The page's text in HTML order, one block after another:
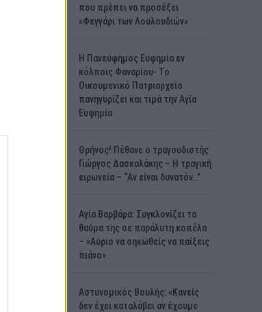
που πρέπει να προσέξει
«Φεγγάρι των Λουλουδιών»
H Πανεύφημος Ευφημία εν
κόλποις Φαναρίου- Το
Οικουμενικό Πατριαρχείο
πανηγυρίζει και τιμά την Αγία
Ευφημία
Θρήνος! Πέθανε ο τραγουδιστής
Γιώργος Δασκαλάκης – Η τραγική
ειρωνεία – “Αν είναι δυνατόν…”
Αγία Βαρβάρα: Συγκλονίζει το
θαύμα της σε παράλυτη κοπέλα
– «Αύριο να σηκωθείς να παίξεις
πιάνο»
Αστυνομικός Bουλής: «Κανείς
δεν έχει καταλάβει αν έχουμε